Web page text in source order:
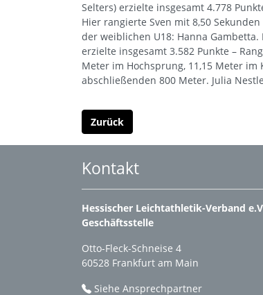
Selters) erzielte insgesamt 4.778
Hier rangierte Sven mit 8,50
der weiblichen U18: Hanna
erzielte insgesamt 3.582 Punkte –
Meter im Hochsprung, 11,15 Meter
abschließenden 800 Meter. Julia Nestle
Zurück
Kontakt
Hessischer Leichtathletik-Verband
Geschäftsstelle
Otto-Fleck-Schneise 4
60528 Frankfurt am Main
Siehe Ansprechpartner